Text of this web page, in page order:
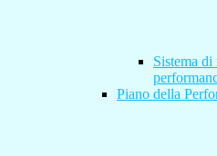
Sistema
Piano della